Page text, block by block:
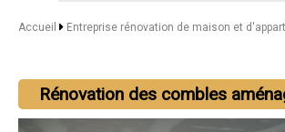
Accueil Entreprise rénovation de maison et
Rénovation des combles